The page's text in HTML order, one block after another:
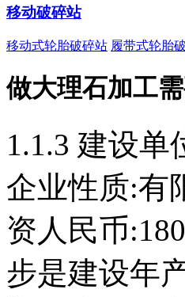
移动破碎站
移动式轮胎破碎站 履带式轮胎
做大理石加工
1.1.3 建设
企业性质:有
资人民币
步是建设年